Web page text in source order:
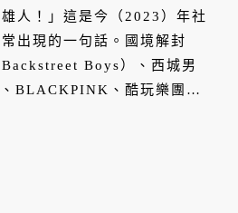
雄人！」這是今（2023）年社
出現的一句話。國境解封
Boys）、西城男
BLACKPINK、酷玩樂團